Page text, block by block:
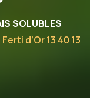
SOLUBLES
Ferti d’Or 13 40 13